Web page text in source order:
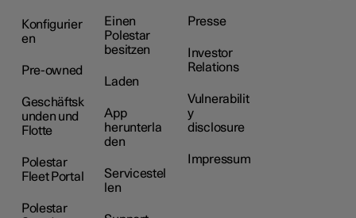
Konfigurier
en
Pre-owned
Geschäftsk
unden und
Flotte
Polestar
Fleet Portal
Polestar
Einen
Polestar
besitzen
Laden
App
herunterla
den
Servicestel
len
Presse
Investor
Relations
Vulnerabilit
y
disclosure
Impressum